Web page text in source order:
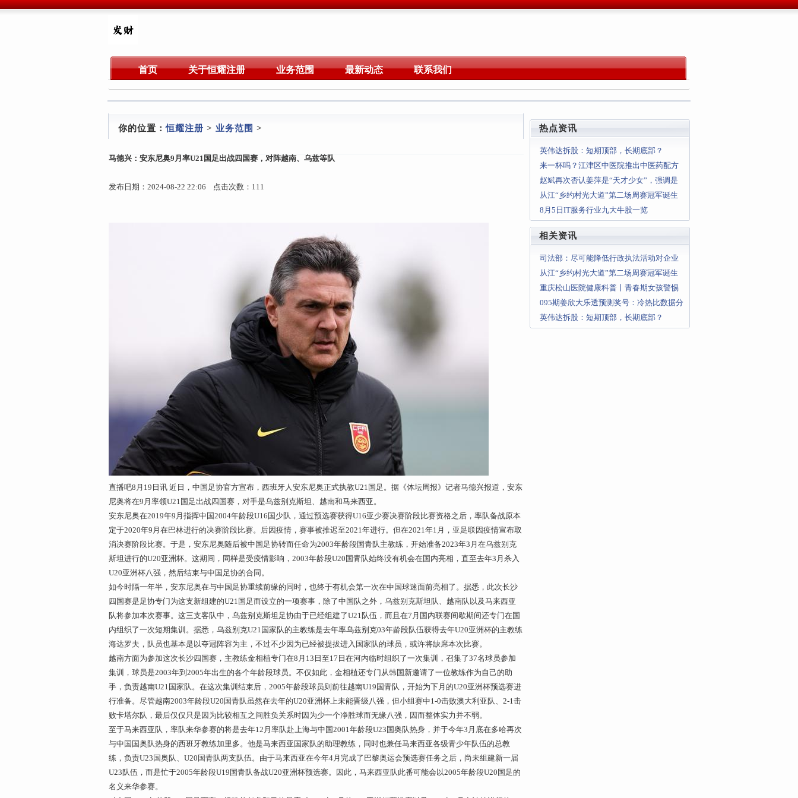
首页 关于恒耀注册 业务范围 最新动态 联系我们
你的位置：恒耀注册 > 业务范围 >
马德兴：安东尼奥9月率U21国足出战四国赛，对阵越南、乌兹等队
发布日期：2024-08-22 22:06 点击次数：111
直播吧8月19日讯 近日，中国足协官方宣布，西班牙人安东尼奥正式执教U21国足。据《体坛周报》记者马德兴报道，安东
尼奥将在9月率领U21国足出战四国赛，对手是乌兹别克斯坦、越南和马来西亚。
安东尼奥在2019年9月指挥中国2004年龄段U16国少队，通过预选赛获得U16亚少赛决赛阶段比赛资格之后，率队备战原本
定于2020年9月在巴林进行的决赛阶段比赛。后因疫情，赛事被推迟至2021年进行。但在2021年1月，亚足联因疫情宣布取
消决赛阶段比赛。于是，安东尼奥随后被中国足协转而任命为2003年龄段国青队主教练，开始准备2023年3月在乌兹别克
斯坦进行的U20亚洲杯。这期间，同样是受疫情影响，2003年龄段U20国青队始终没有机会在国内亮相，直至去年3月杀入
U20亚洲杯八强，然后结束与中国足协的合同。
如今时隔一年半，安东尼奥在与中国足协重续前缘的同时，也终于有机会第一次在中国球迷面前亮相了。据悉，此次长沙
四国赛是足协专门为这支新组建的U21国足而设立的一项赛事，除了中国队之外，乌兹别克斯坦队、越南队以及马来西亚
队将参加本次赛事。这三支客队中，乌兹别克斯坦足协由于已经组建了U21队伍，而且在7月国内联赛间歇期间还专门在国
内组织了一次短期集训。据悉，乌兹别克U21国家队的主教练是去年率乌兹别克03年龄段队伍获得去年U20亚洲杯的主教练
海达罗夫，队员也基本是以夺冠阵容为主，不过不少因为已经被提拔进入国家队的球员，或许将缺席本次比赛。
越南方面为参加这次长沙四国赛，主教练金相植专门在8月13日至17日在河内临时组织了一次集训，召集了37名球员参加
集训，球员是2003年到2005年出生的各个年龄段球员。不仅如此，金相植还专门从韩国新邀请了一位教练作为自己的助
手，负责越南U21国家队。在这次集训结束后，2005年龄段球员则前往越南U19国青队，开始为下月的U20亚洲杯预选赛进
行准备。尽管越南2003年龄段U20国青队虽然在去年的U20亚洲杯上未能晋级八强，但小组赛中1-0击败澳大利亚队、2-1击
败卡塔尔队，最后仅仅只是因为比较相互之间胜负关系时因为少一个净胜球而无缘八强，因而整体实力并不弱。
至于马来西亚队，率队来华参赛的将是去年12月率队赴上海与中国2001年龄段U23国奥队热身，并于今年3月底在多哈再次
与中国国奥队热身的西班牙教练加里多。他是马来西亚国家队的助理教练，同时也兼任马来西亚各级青少年队伍的总教
练，负责U23国奥队、U20国青队两支队伍。由于马来西亚在今年4月完成了巴黎奥运会预选赛任务之后，尚未组建新一届
U23队伍，而是忙于2005年龄段U19国青队备战U20亚洲杯预选赛。因此，马来西亚队此番可能会以2005年龄段U20国足的
名义来华参赛。
热点资讯
英伟达拆股：短期顶部，长期底部？
来一杯吗？江津区中医院推出中医药配方
解暑茶饮助你清热解暑
赵斌再次否认姜萍是“天才少女”，强调是
团队的一次炒作事件
从江“乡约村光大道”第二场周赛冠军诞生
8月5日IT服务行业九大牛股一览
相关资讯
司法部：尽可能降低行政执法活动对企业
正常生产经营的负面影响
从江“乡约村光大道”第二场周赛冠军诞生
重庆松山医院健康科普丨青春期女孩警惕
腹痛
095期姜欣大乐透预测奖号：冷热比数据分
析
英伟达拆股：短期顶部，长期底部？